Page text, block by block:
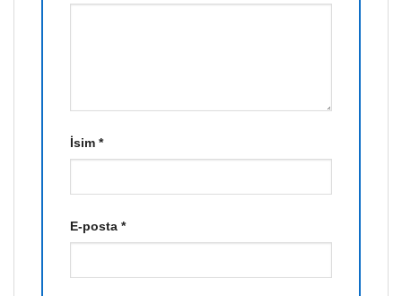
İsim *
E-posta *